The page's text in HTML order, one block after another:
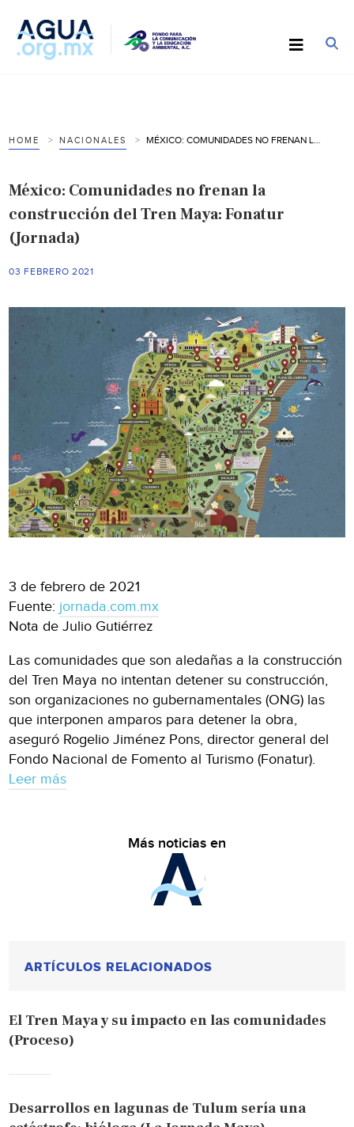
HOME NACIONALES
México: Comunidades no frenan la
construcción del Tren Maya: Fonatur
(Jornada)
03 FEBRERO 2021
3 de febrero de 2021
Fuente: jornada.com.mx
Nota de Julio Gutiérrez
Las comunidades que son aledañas a la construcción
del Tren Maya no intentan detener su construcción,
son organizaciones no gubernamentales (ONG) las
que interponen amparos para detener la obra,
aseguró Rogelio Jiménez Pons, director general del
Fondo Nacional de Fomento al Turismo (Fonatur).
Leer más
Más noticias en
ARTÍCULOS RELACIONADOS
El Tren Maya y su impacto en las comunidades
(Proceso)
Desarrollos en lagunas de Tulum sería una